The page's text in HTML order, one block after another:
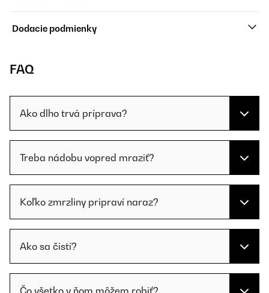
Dodacie podmienky
FAQ
Ako dlho trvá príprava?
Treba nádobu vopred mraziť?
Koľko zmrzliny pripraví naraz?
Ako sa čistí?
Čo všetko v ňom môžem robiť?